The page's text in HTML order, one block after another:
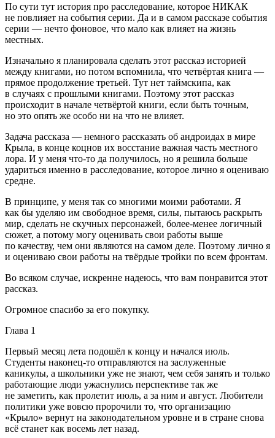
По сути тут история про расследование, которое НИКАК
не повлияет на события серии. Да и в самом рассказе события
серии — нечто фоновое, что мало как влияет на жизнь
местных.
Изначально я планировала сделать этот рассказ историей
между книгами, но потом вспомнила, что четвёртая книга —
прямое продолжение третьей. Тут нет таймскипа, как
в случаях с прошлыми книгами. Поэтому этот рассказ
происходит в начале четвёртой книги, если быть точным,
но это опять же особо ни на что не влияет.
Задача рассказа — немного рассказать об андроидах в мире
Крыла, в конце коцнов их восстание важная часть местного
лора. И у меня что-то да получилось, но я решила больше
удариться именно в расследование, которое лично я оцениваю
средне.
В принципе, у меня так со многими моими работами. Я
как бы уделяю им свободное время, силы, пытаюсь раскрыть
мир, сделать не скучных персонажей, более-менее логичный
сюжет, а потому могу оценивать свои работы выше
по качеству, чем они являются на самом деле. Поэтому лично я
и оцениваю свои работы на твёрдые тройки по всем фронтам.
Во всяком случае, искренне надеюсь, что вам понравится этот
рассказ.
Огромное спасибо за его покупку.
Глава 1
Первый месяц лета подошёл к концу и начался июль.
Студенты наконец-то отправляются на заслуженные
каникулы, а школьники уже не знают, чем себя занять и только
работающие люди ужаснулись перспективе так же
не заметить, как пролетит июль, а за ним и август. Любители
политики уже вовсю пророчили то, что организацию
«Крыло» вернут на законодательном уровне и в стране снова
всё станет как восемь лет назад.